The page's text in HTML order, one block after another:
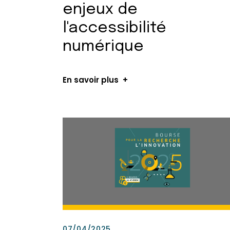
enjeux de
l'accessibilité
numérique
En savoir plus